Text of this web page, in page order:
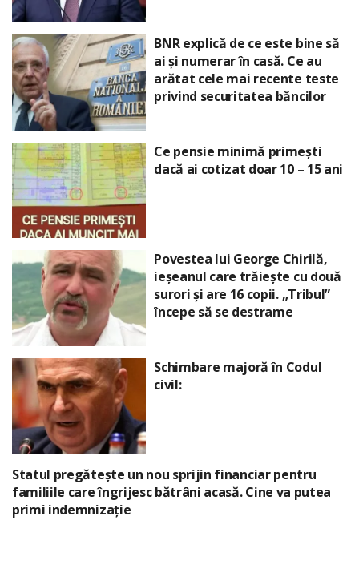
BNR explică de ce este bine să
ai și numerar în casă. Ce au
arătat cele mai recente teste
privind securitatea băncilor
Ce pensie minimă primești
dacă ai cotizat doar 10 – 15 ani
Povestea lui George Chirilă,
ieșeanul care trăiește cu două
surori și are 16 copii. „Tribul”
începe să se destrame
Schimbare majoră în Codul
civil:
Statul pregătește un nou sprijin financiar pentru
familiile care îngrijesc bătrâni acasă. Cine va putea
primi indemnizație